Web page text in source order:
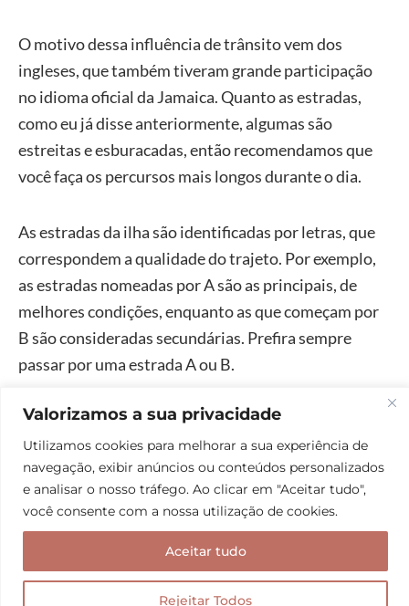
Valorizamos a sua privacidade
Utilizamos cookies para melhorar a sua experiência de
navegação, exibir anúncios ou conteúdos personalizados
e analisar o nosso tráfego. Ao clicar em "Aceitar tudo",
você consente com a nossa utilização de cookies.
Rejeitar Todos
Aceitar tudo
O motivo dessa influência de trânsito vem dos
ingleses, que também tiveram grande participação
no idioma oficial da Jamaica. Quanto as estradas,
como eu já disse anteriormente, algumas são
estreitas e esburacadas, então recomendamos que
você faça os percursos mais longos durante o dia.
As estradas da ilha são identificadas por letras, que
correspondem a qualidade do trajeto. Por exemplo,
as estradas nomeadas por A são as principais, de
melhores condições, enquanto as que começam por
B são consideradas secundárias. Prefira sempre
passar por uma estrada A ou B.